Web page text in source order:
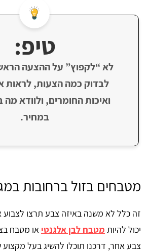
טיפ:
לא “לקפוץ” על ההצעה
לבדוק כמה הצעות,
ואיכות החומרים, ולוודא
במחיר.
מטבחים בזול ברחובות
זה כלל לא משנה באיזה צבע תרצו
יכול להיות מטבח לבן אלגנטי או מטבח
צבע אחר, דרכנו תוכלו להשיג בעל